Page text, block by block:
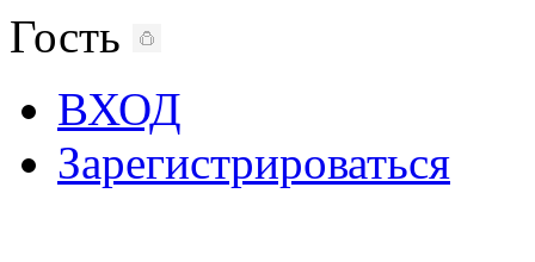
Гость
ВХОД
Зарегистрироваться